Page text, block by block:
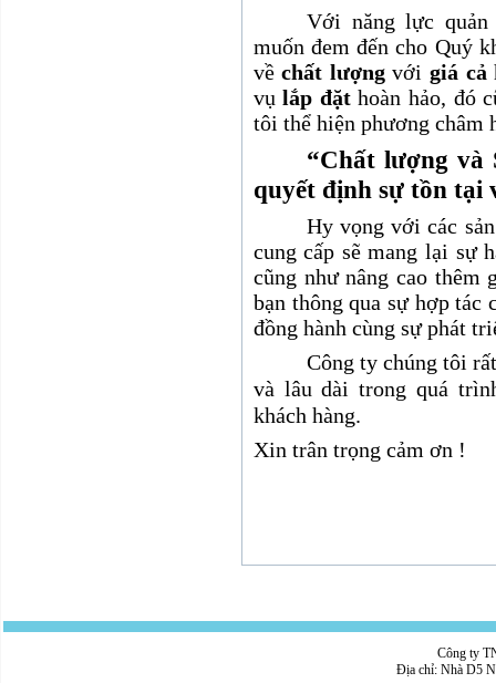
Với năng lực
muốn đem đến cho Quý
vềchất lượngvớigiá cả
vụlắp đặthoàn hảo, đó
tôi thể hiện phương châm
“Chất lượng và
quyết định sự tồn tại
Hy vọng với các
cung cấp sẽ mang lại sự
cũng như nâng cao
bạn thông qua sự hợp tác
đồng hành cùng sự phát
Công ty chúng tôi rất
và lâu dài trong quá
khách hàng.
Xin trân trọng cảm ơn !
Công ty
Địa chỉ: Nhà D5